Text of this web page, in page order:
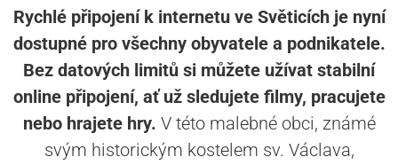
Rychlé připojení k internetu ve Světicích je nyní
dostupné pro všechny obyvatele a podnikatele.
Bez datových limitů si můžete užívat stabilní
online připojení, ať už sledujete filmy, pracujete
nebo hrajete hry. V této malebné obci, známé
svým historickým kostelem sv. Václava,